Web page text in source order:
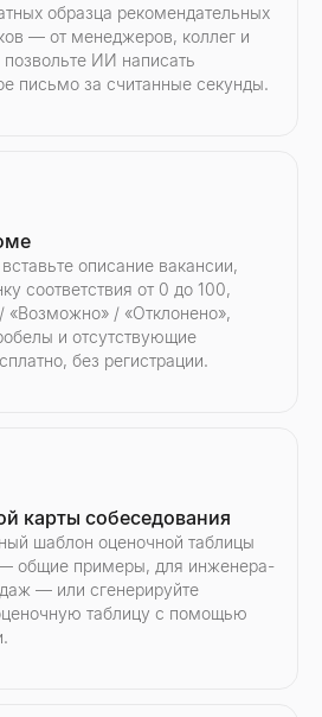
в продажах
— получите тип, структуру
писем
взаимодействие — получите
сценарии холодных
образца рекомендательных
— от менеджеров, коллег и
ИИ написать
письмо за считанные секунды.
описание вакансии,
соответствия от 0 до 100,
«Возможно» / «Отклонено»,
и отсутствующие
без регистрации.
карты собеседования
шаблон оценочной таблицы
общие примеры, для инженера-
— или сгенерируйте
таблицу с помощью